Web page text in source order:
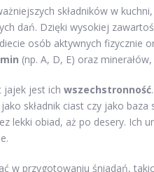
składników w
dań. Dzięki wysokiej
osób aktywnych fizycznie
(np. A, D, E) oraz
jajek jest ich wszechstronność
składnik ciast czy jako
lekki obiad, aż po desery. Ich
w przygotowaniu śniadań,